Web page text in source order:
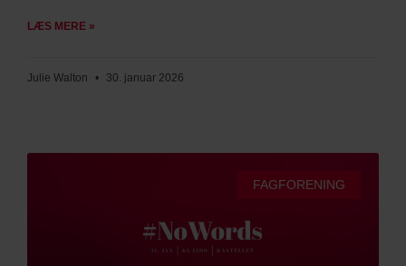
LÆS MERE »
Julie Walton 30. januar 2026
FAGFORENING